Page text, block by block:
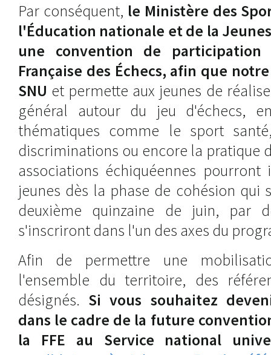
Par conséquent, le Ministère des
l'Éducation nationale et de la
une convention de participation
Française des Échecs, afin que
SNU et permette aux jeunes de
général autour du jeu d'échecs,
thématiques comme le sport
discriminations ou encore la pratique
associations échiquéennes
jeunes dès la phase de cohésion qui
deuxième quinzaine de juin, par
s'inscriront dans l'un des axes du
Afin de permettre une
l'ensemble du territoire, des
désignés. Si vous souhaitez
dans le cadre de la future
la FFE au Service national